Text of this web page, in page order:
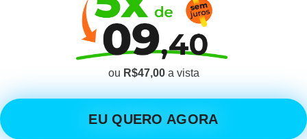
ou R$47,00a vista
EU QUERO AGORA